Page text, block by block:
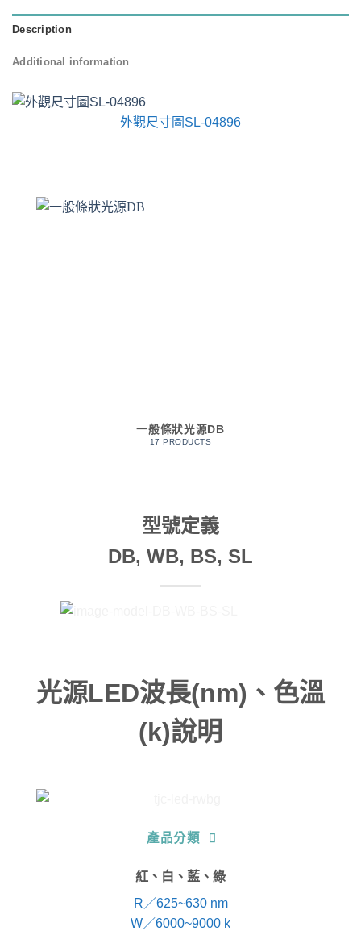
Description
Additional information
外觀尺寸圖SL-04896
一般條狀光源DB
17 PRODUCTS
型號定義
DB, WB, BS, SL
光源LED波長(nm)、色溫
(k)說明
產品分類
紅、白、藍、綠
R／625~630 nm
W／6000~9000 k